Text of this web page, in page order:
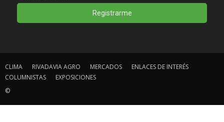
Registrarme
CLIMA RIVADAVIA AGRO MERCADOS
ENLACES DE INTERÉS
COLUMNISTAS
EXPOSICIONES
©